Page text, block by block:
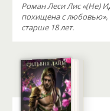
Роман Леси Лис «(Не)
похищена с любовью»,
старше 18 лет.